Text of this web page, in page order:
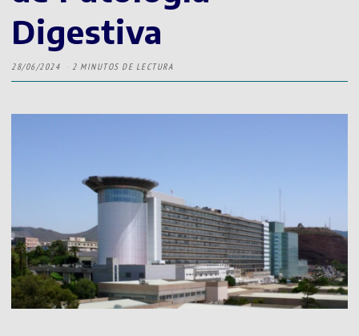
Digestiva
28/06/2024 2 MINUTOS DE LECTURA